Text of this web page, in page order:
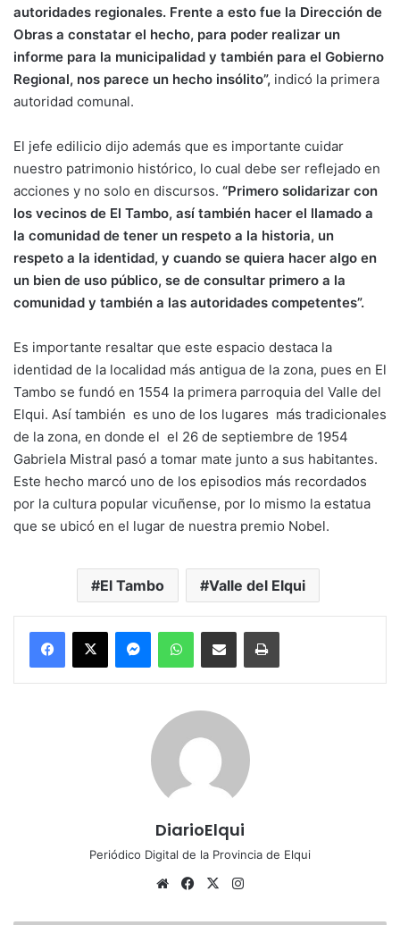
autoridades regionales. Frente a esto fue la Dirección de
Obras a constatar el hecho, para poder realizar un
informe para la municipalidad y también para el Gobierno
Regional, nos parece un hecho insólito”, indicó la primera
autoridad comunal.
El jefe edilicio dijo además que es importante cuidar
nuestro patrimonio histórico, lo cual debe ser reflejado en
acciones y no solo en discursos. “Primero solidarizar con
los vecinos de El Tambo, así también hacer el llamado a
la comunidad de tener un respeto a la historia, un
respeto a la identidad, y cuando se quiera hacer algo en
un bien de uso público, se de consultar primero a la
comunidad y también a las autoridades competentes”.
Es importante resaltar que este espacio destaca la
identidad de la localidad más antigua de la zona, pues en El
Tambo se fundó en 1554 la primera parroquia del Valle del
Elqui. Así también es uno de los lugares más tradicionales
de la zona, en donde el el 26 de septiembre de 1954
Gabriela Mistral pasó a tomar mate junto a sus habitantes.
Este hecho marcó uno de los episodios más recordados
por la cultura popular vicuñense, por lo mismo la estatua
que se ubicó en el lugar de nuestra premio Nobel.
El Tambo Valle del Elqui
MessengerWhatsAppCompartir por correo electrónicoImprimir
DiarioElqui
Periódico Digital de la Provincia de Elqui
Sitio
Facebook
X